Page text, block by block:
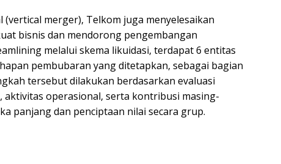
merger), Telkom juga menyelesaikan
bisnis dan mendorong pengembangan
melalui skema likuidasi, terdapat 6 entitas
pembubaran yang ditetapkan, sebagai bagian
tersebut dilakukan berdasarkan evaluasi
aktivitas operasional, serta kontribusi masing-
panjang dan penciptaan nilai secara grup.